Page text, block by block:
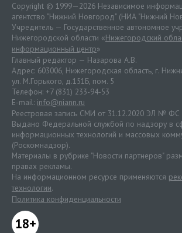
Copyright © 1999—2026 Независимое
агентство "Нижний Новгород" (НИА "Нижний
Учредитель — Государственное автономное
Нижегородской области «Нижегородский
информационный центр»
Главный редактор — Назарова А.В.
Адрес: 603006, Нижегородская область, г.
ул. М.Горького, д.151Б, пом. 5
Телефон: +7 (831) 233-94-53
E-mail: info@niann.ru
Реестровая запись СМИ от 31.12.2020 ЭЛ № ФС
Выдано Федеральной службой по надзору в
информационных технологий и массовых
(Роскомнадзор).
Материалы в рубрике "Новости партнеров"
правах рекламы.
На информационном ресурсе применяются
технологии.
Политика конфиденциальности
18+